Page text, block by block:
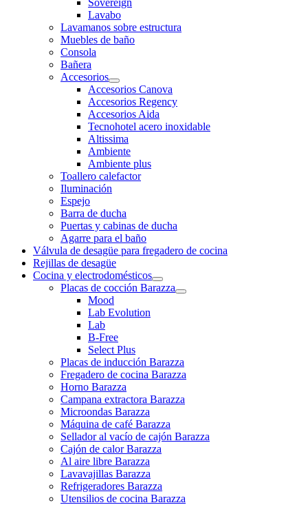
Sovereign
Lavabo
Lavamanos sobre estructura
Muebles de baño
Consola
Bañera
Accesorios
Accesorios Canova
Accesorios Regency
Accesorios Aida
Tecnohotel acero inoxidable
Altissima
Ambiente
Ambiente plus
Toallero calefactor
Iluminación
Espejo
Barra de ducha
Puertas y cabinas de ducha
Agarre para el baño
Válvula de desagüe para fregadero de cocina
Rejillas de desagüe
Cocina y electrodomésticos
Placas de cocción Barazza
Mood
Lab Evolution
Lab
B-Free
Select Plus
Placas de inducción Barazza
Fregadero de cocina Barazza
Horno Barazza
Campana extractora Barazza
Microondas Barazza
Máquina de café Barazza
Sellador al vacío de cajón Barazza
Cajón de calor Barazza
Al aire libre Barazza
Lavavajillas Barazza
Refrigeradores Barazza
Utensilios de cocina Barazza